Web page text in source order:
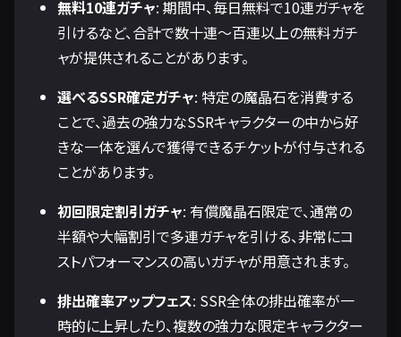
無料10連ガチャ: 期間中、毎日無料で10連ガチャを
引けるなど、合計で数十連～百連以上の無料ガチ
ャが提供されることがあります。
選べるSSR確定ガチャ: 特定の魔晶石を消費する
ことで、過去の強力なSSRキャラクターの中から好
きな一体を選んで獲得できるチケットが付与される
ことがあります。
初回限定割引ガチャ: 有償魔晶石限定で、通常の
半額や大幅割引で多連ガチャを引ける、非常にコ
ストパフォーマンスの高いガチャが用意されます。
排出確率アップフェス: SSR全体の排出確率が一
時的に上昇したり、複数の強力な限定キャラクター